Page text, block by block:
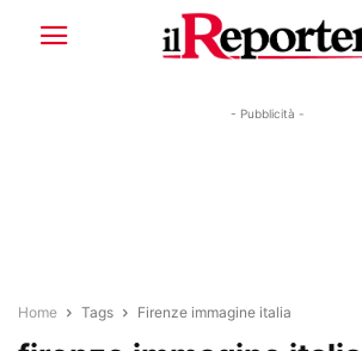
- Pubblicità -
Home Tags Firenze immagine italia